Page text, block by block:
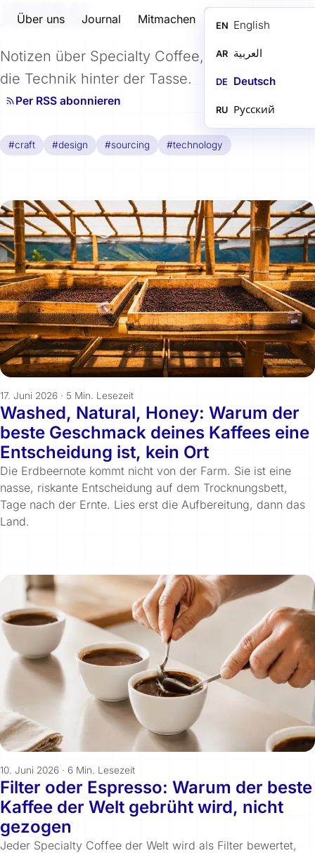
Über uns Journal Mitmachen
EN English
AR العربية
DE Deutsch
RU Русский
JOURNAL
Notizen über Specialty Coffee, Handwerk und
die Technik hinter der Tasse.
Per RSS abonnieren
#craft #design #sourcing #technology
17. Juni 2026 · 5 Min. Lesezeit
Washed, Natural, Honey: Warum der
beste Geschmack deines Kaffees eine
Entscheidung ist, kein Ort
Die Erdbeernote kommt nicht von der Farm. Sie ist eine
nasse, riskante Entscheidung auf dem Trocknungsbett,
Tage nach der Ernte. Lies erst die Aufbereitung, dann das
Land.
10. Juni 2026 · 6 Min. Lesezeit
Filter oder Espresso: Warum der beste
Kaffee der Welt gebrüht wird, nicht
gezogen
Jeder Specialty Coffee der Welt wird als Filter bewertet,